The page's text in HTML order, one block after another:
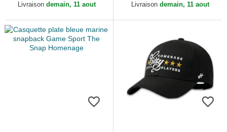
Livraison demain, 11 aout Livraison demain, 11 aout